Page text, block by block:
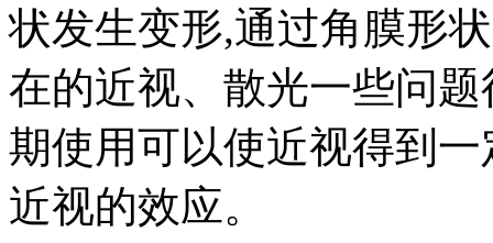
状发生变形,通过角膜形
在的近视、散光一些问
期使用可以使近视得到
近视的效应。